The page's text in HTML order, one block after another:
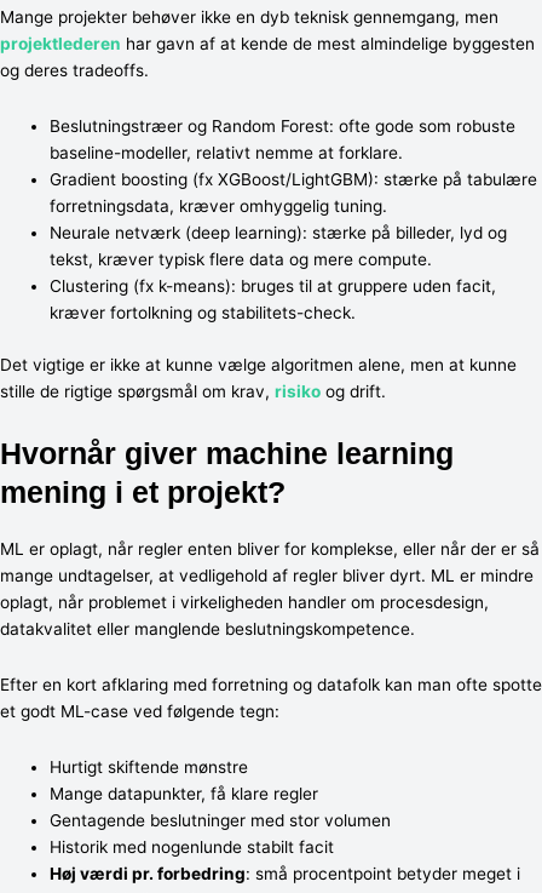
Mange projekter behøver ikke en dyb teknisk gennemgang, men
projektlederen har gavn af at kende de mest almindelige byggesten
og deres tradeoffs.
Beslutningstræer og Random Forest: ofte gode som robuste
baseline-modeller, relativt nemme at forklare.
Gradient boosting (fx XGBoost/LightGBM): stærke på tabulære
forretningsdata, kræver omhyggelig tuning.
Neurale netværk (deep learning): stærke på billeder, lyd og
tekst, kræver typisk flere data og mere compute.
Clustering (fx k-means): bruges til at gruppere uden facit,
kræver fortolkning og stabilitets-check.
Det vigtige er ikke at kunne vælge algoritmen alene, men at kunne
stille de rigtige spørgsmål om krav, risiko og drift.
Hvornår giver machine learning
mening i et projekt?
ML er oplagt, når regler enten bliver for komplekse, eller når der er så
mange undtagelser, at vedligehold af regler bliver dyrt. ML er mindre
oplagt, når problemet i virkeligheden handler om procesdesign,
datakvalitet eller manglende beslutningskompetence.
Efter en kort afklaring med forretning og datafolk kan man ofte spotte
et godt ML-case ved følgende tegn:
Hurtigt skiftende mønstre
Mange datapunkter, få klare regler
Gentagende beslutninger med stor volumen
Historik med nogenlunde stabilt facit
Høj værdi pr. forbedring: små procentpoint betyder meget i